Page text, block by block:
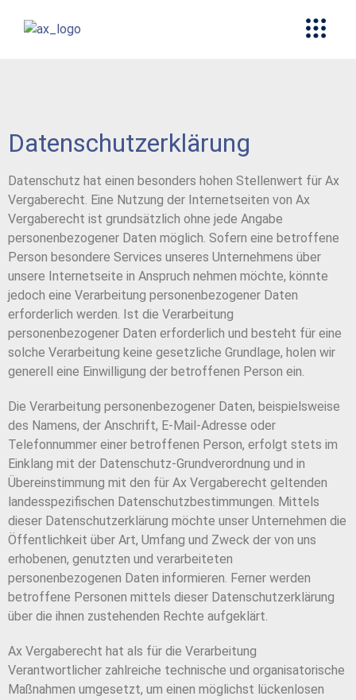
Datenschutzerklärung
Datenschutz hat einen besonders hohen Stellenwert für Ax
Vergaberecht. Eine Nutzung der Internetseiten von Ax
Vergaberecht ist grundsätzlich ohne jede Angabe
personenbezogener Daten möglich. Sofern eine betroffene
Person besondere Services unseres Unternehmens über
unsere Internetseite in Anspruch nehmen möchte, könnte
jedoch eine Verarbeitung personenbezogener Daten
erforderlich werden. Ist die Verarbeitung
personenbezogener Daten erforderlich und besteht für eine
solche Verarbeitung keine gesetzliche Grundlage, holen wir
generell eine Einwilligung der betroffenen Person ein.
Die Verarbeitung personenbezogener Daten, beispielsweise
des Namens, der Anschrift, E-Mail-Adresse oder
Telefonnummer einer betroffenen Person, erfolgt stets im
Einklang mit der Datenschutz-Grundverordnung und in
Übereinstimmung mit den für Ax Vergaberecht geltenden
landesspezifischen Datenschutzbestimmungen. Mittels
dieser Datenschutzerklärung möchte unser Unternehmen die
Öffentlichkeit über Art, Umfang und Zweck der von uns
erhobenen, genutzten und verarbeiteten
personenbezogenen Daten informieren. Ferner werden
betroffene Personen mittels dieser Datenschutzerklärung
über die ihnen zustehenden Rechte aufgeklärt.
Ax Vergaberecht hat als für die Verarbeitung
Verantwortlicher zahlreiche technische und organisatorische
Maßnahmen umgesetzt, um einen möglichst lückenlosen